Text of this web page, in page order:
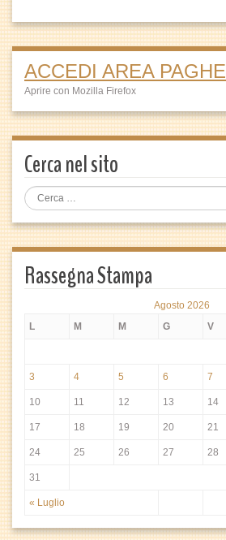
ACCEDI AREA PAGHE
Aprire con Mozilla Firefox
Cerca nel sito
Rassegna Stampa
Agosto 2026
L
M M G V
« Luglio
3 4 5 6 7
10 11 12 13 14
17 18 19 20 21
24 25 26 27 28
31